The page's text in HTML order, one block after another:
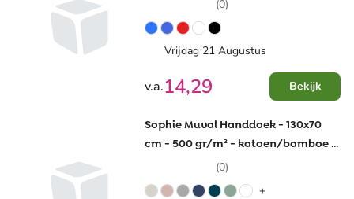
(0)
Vrijdag 21 Augustus
v.a.14,29 Bekijk
Sophie Muval Handdoek - 130x70
cm - 500 gr/m² - katoen/bamboe -
(0)
+